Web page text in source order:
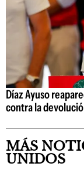
Díaz Ayuso
contra la
MÁS
UNIDOS